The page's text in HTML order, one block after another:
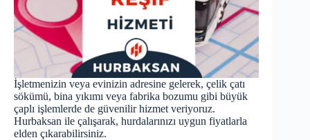
İşletmenizin veya evinizin adresine gelerek, çelik çatı
sökümü, bina yıkımı veya fabrika bozumu gibi büyük
çaplı işlemlerde de güvenilir hizmet veriyoruz.
Hurbaksan ile çalışarak, hurdalarınızı uygun fiyatlarla
elden çıkarabilirsiniz.